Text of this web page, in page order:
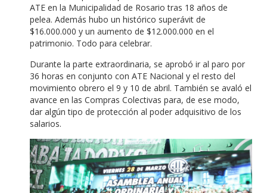
ATE en la Municipalidad de Rosario tras 18 años de
pelea. Además hubo un histórico superávit de
$16.000.000 y un aumento de $12.000.000 en el
patrimonio. Todo para celebrar.
Durante la parte extraordinaria, se aprobó ir al paro por
36 horas en conjunto con ATE Nacional y el resto del
movimiento obrero el 9 y 10 de abril. También se avaló el
avance en las Compras Colectivas para, de ese modo,
dar algún tipo de protección al poder adquisitivo de los
salarios.